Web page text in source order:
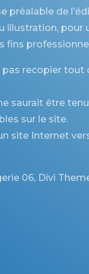
préalable de
illustration,
fins
pas recopier
saurait être
sur le site.
site Internet
06, Divi